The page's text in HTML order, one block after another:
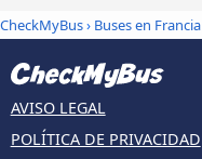
CheckMyBus› Buses en Francia
AVISO LEGAL
POLÍTICA DE PRIVACIDAD